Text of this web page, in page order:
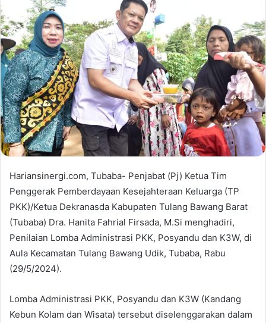
email
Hariansinergi.com, Tubaba- Penjabat (Pj) Ketua Tim
Penggerak Pemberdayaan Kesejahteraan Keluarga (TP
PKK)/Ketua Dekranasda Kabupaten Tulang Bawang Barat
(Tubaba) Dra. Hanita Fahrial Firsada, M.Si menghadiri,
Penilaian Lomba Administrasi PKK, Posyandu dan K3W, di
Aula Kecamatan Tulang Bawang Udik, Tubaba, Rabu
(29/5/2024).
Lomba Administrasi PKK, Posyandu dan K3W (Kandang
Kebun Kolam dan Wisata) tersebut diselenggarakan dalam